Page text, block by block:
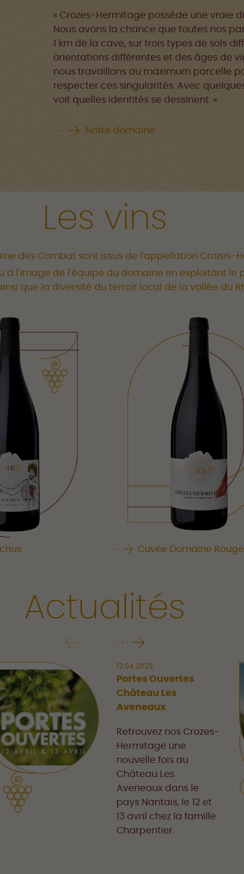
« Crozes-Hermitage possède une vraie
Nous avons la chance que toutes nos
1 km de la cave, sur trois types de sols
orientations différentes et des âges de
nous travaillons au maximum parcelle
respecter ces singularités. Avec
voit quelles identités se dessinent. »
Notre domaine
Les vins
des Combat sont issus de l'appellation Crozes-
à l'image de l'équipe du domaine en exploitant le
que la diversité du terroir local de la vallée du
Cuvée Domaine Rouge
Actualités
12.04.2025
Portes Ouvertes
Château Les
Aveneaux
Retrouvez nos Crozes-
Hermitage une
nouvelle fois au
Château Les
Aveneaux dans le
pays Nantais, le 12 et
13 avril chez la famille
Charpentier.